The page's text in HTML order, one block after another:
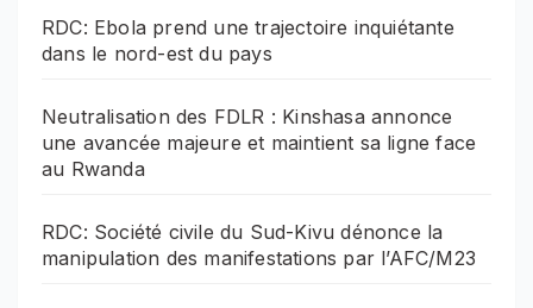
RDC: Ebola prend une trajectoire inquiétante
dans le nord-est du pays
Neutralisation des FDLR : Kinshasa annonce
une avancée majeure et maintient sa ligne face
au Rwanda
RDC: Société civile du Sud-Kivu dénonce la
manipulation des manifestations par l’AFC/M23